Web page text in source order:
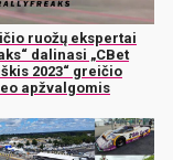
ruožų ekspertai
dalinasi „CBet
2023“ greičio
apžvalgomis